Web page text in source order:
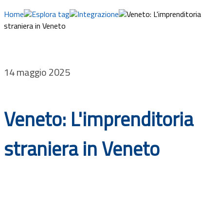
Eventi
Progetti
Bandi
Guide
Home Esplora tag Integrazione
Veneto: L'imprenditoria
straniera in Veneto
14 maggio 2025
Veneto: L'imprenditoria
straniera in Veneto